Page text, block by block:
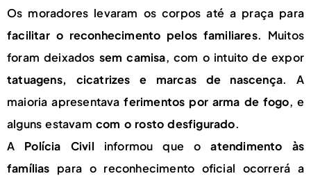
Os moradores levaram os corpos até a praça para
facilitar o reconhecimento pelos familiares. Muitos
foram deixados sem camisa, com o intuito de expor
tatuagens, cicatrizes e marcas de nascença. A
maioria apresentavaferimentos por arma de fogo, e
alguns estavam com o rosto desfigurado.
A Polícia Civil informou que oatendimento às
famílias para o reconhecimento oficial ocorrerá a